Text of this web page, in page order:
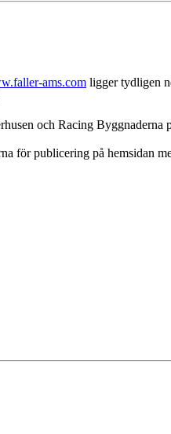
ams.com ligger tydligen
och Racing
för publicering på hemsidan